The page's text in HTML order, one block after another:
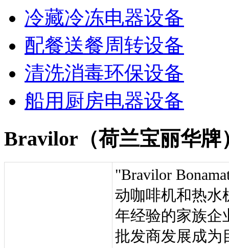
冷藏冷冻电器设备
配餐送餐周转设备
清洗消毒环保设备
船用厨房电器设备
Bravilor（荷兰宝丽华牌
"Bravilor
动咖啡机和热水
年经验的家族企
批发商发展成为